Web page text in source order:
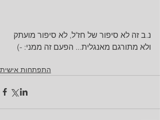
נ.ב זה לא סיפור של חז"ל, לא סיפור מועתק
ולא מתורגם מאנגלית... הפעם זה ממני: -)
התפתחות אישית